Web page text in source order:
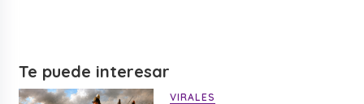
Te puede interesar
VIRALES